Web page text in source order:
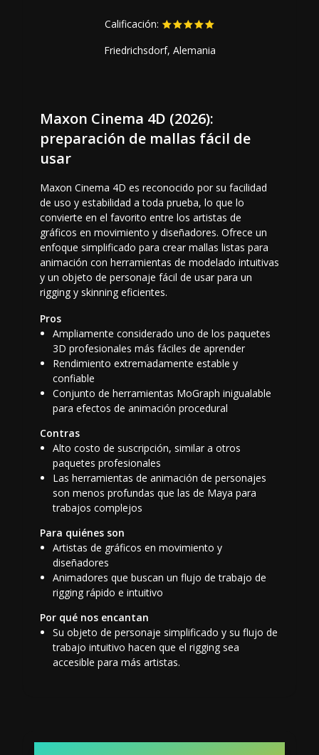
Calificación:
Friedrichsdorf, Alemania
Maxon Cinema 4D (2026):
preparación de mallas fácil de
usar
Maxon Cinema 4D es reconocido por su facilidad
de uso y estabilidad a toda prueba, lo que lo
convierte en el favorito entre los artistas de
gráficos en movimiento y diseñadores. Ofrece un
enfoque simplificado para crear mallas listas para
animación con herramientas de modelado intuitivas
y un objeto de personaje fácil de usar para un
rigging y skinning eficientes.
Pros
Ampliamente considerado uno de los paquetes
3D profesionales más fáciles de aprender
Rendimiento extremadamente estable y
confiable
Conjunto de herramientas MoGraph inigualable
para efectos de animación procedural
Contras
Alto costo de suscripción, similar a otros
paquetes profesionales
Las herramientas de animación de personajes
son menos profundas que las de Maya para
trabajos complejos
Para quiénes son
Artistas de gráficos en movimiento y
diseñadores
Animadores que buscan un flujo de trabajo de
rigging rápido e intuitivo
Por qué nos encantan
Su objeto de personaje simplificado y su flujo de
trabajo intuitivo hacen que el rigging sea
accesible para más artistas.